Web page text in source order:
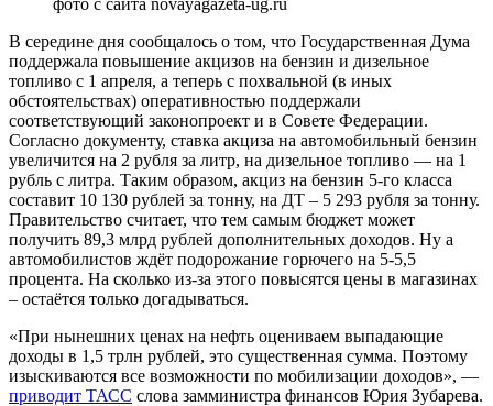
В середине дня сообщалось о том, что Государственная Дума
поддержала повышение акцизов на бензин и дизельное
топливо с 1 апреля, а теперь с похвальной (в иных
обстоятельствах) оперативностью поддержали
соответствующий законопроект и в Совете Федерации.
Согласно документу, ставка акциза на автомобильный бензин
увеличится на 2 рубля за литр, на дизельное топливо — на 1
рубль с литра. Таким образом, акциз на бензин 5-го класса
составит 10 130 рублей за тонну, на ДТ – 5 293 рубля за тонну.
Правительство считает, что тем самым бюджет может
получить 89,3 млрд рублей дополнительных доходов. Ну а
автомобилистов ждёт подорожание горючего на 5-5,5
процента. На сколько из-за этого повысятся цены в магазинах
– остаётся только догадываться.
«При нынешних ценах на нефть оцениваем выпадающие
доходы в 1,5 трлн рублей, это существенная сумма. Поэтому
изыскиваются все возможности по мобилизации доходов», —
приводит ТАСС слова замминистра финансов Юрия Зубарева.